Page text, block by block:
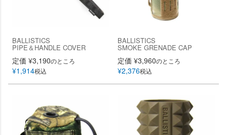
BALLISTICS
PIPE＆HANDLE COVER
定価 ¥3,190のところ
¥1,914税込
BALLISTICS
SMOKE GRENADE CAP
定価 ¥3,960のところ
¥2,376税込